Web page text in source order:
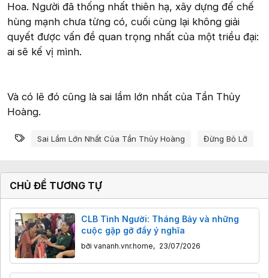
Hoa. Người đã thống nhất thiên hạ, xây dựng đế chế
hùng mạnh chưa từng có, cuối cùng lại không giải
quyết được vấn đề quan trọng nhất của một triều đại:
ai sẽ kế vị mình.
Và có lẽ đó cũng là sai lầm lớn nhất của Tần Thủy
Hoàng.
Từ khóa
Sai Lầm Lớn Nhất Của Tần Thủy Hoàng Đừng Bỏ Lỡ
CHỦ ĐỀ TƯƠNG TỰ
CLB Tình Người: Tháng Bảy và những
cuộc gặp gỡ đầy ý nghĩa
bởi vananh.vnr.home, 23/07/2026